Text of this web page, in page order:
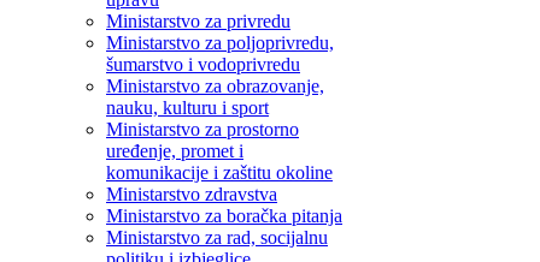
Ministarstvo za privredu
Ministarstvo za poljoprivredu,
šumarstvo i vodoprivredu
Ministarstvo za obrazovanje,
nauku, kulturu i sport
Ministarstvo za prostorno
uređenje, promet i
komunikacije i zaštitu okoline
Ministarstvo zdravstva
Ministarstvo za boračka pitanja
Ministarstvo za rad, socijalnu